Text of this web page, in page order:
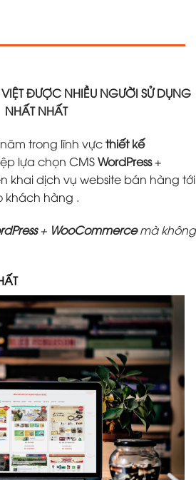
ĐƯỢC NHIỀU NGƯỜI SỬ DỤNG
NHẤT NHẤT
trong lĩnh vựcthiết kế
lựa chọn CMSWordPress+
khai dịch vụ website bán hàng tới
khách hàng .
+ WooCommercemà không